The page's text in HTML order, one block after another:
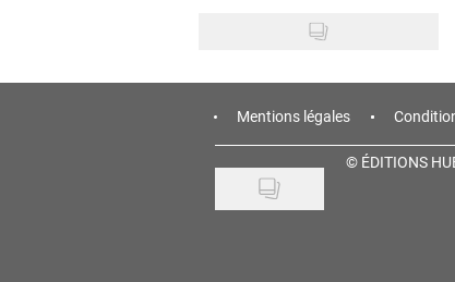
Mentions légales
© ÉDITIONS